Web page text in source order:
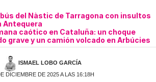
del Nàstic de Tarragona con insultos
Antequera
caótico en Cataluña: un choque
grave y un camión volcado en Arbúcies
ISMAEL LOBO GARCÍA
DICIEMBRE DE 2025 A LAS 16:18H